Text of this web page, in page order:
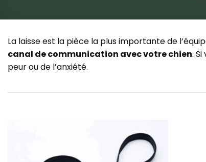
La laisse est la pièce la plus importante de
canal de communication avec votre chien.
peur ou de l’anxiété.